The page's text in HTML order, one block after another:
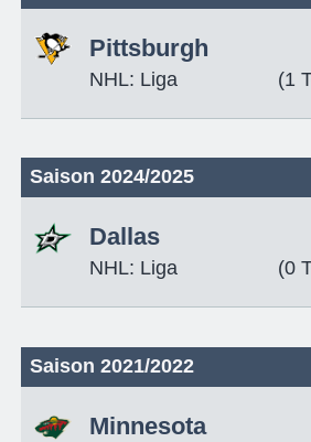
Pittsburgh
NHL: Liga (1
Saison 2024/2025
Dallas
NHL: Liga (0
Saison 2021/2022
Minnesota